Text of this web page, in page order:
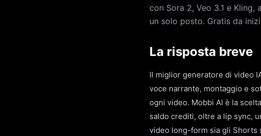
con Sora 2, Veo 3.1 e
un solo posto. Gratis da
La risposta breve
Il miglior generatore di video
voce narrante, montaggio e
ogni video. Mobbi AI è la
saldo crediti, oltre a lip sync,
video long-form sia gli Shorts